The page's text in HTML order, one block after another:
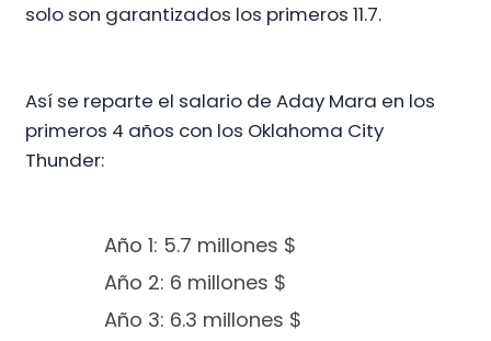
solo son garantizados los primeros 11.7.
Así se reparte el salario de Aday Mara en los
primeros 4 años con los Oklahoma City
Thunder:
Año 1: 5.7 millones $
Año 2: 6 millones $
Año 3: 6.3 millones $